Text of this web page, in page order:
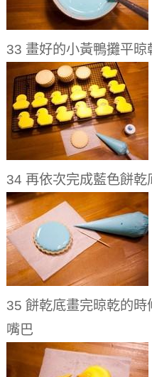
33 畫好的小黃鴨攤平晾
34 再依次完成藍色餅乾
35 餅乾底畫完晾乾的
嘴巴